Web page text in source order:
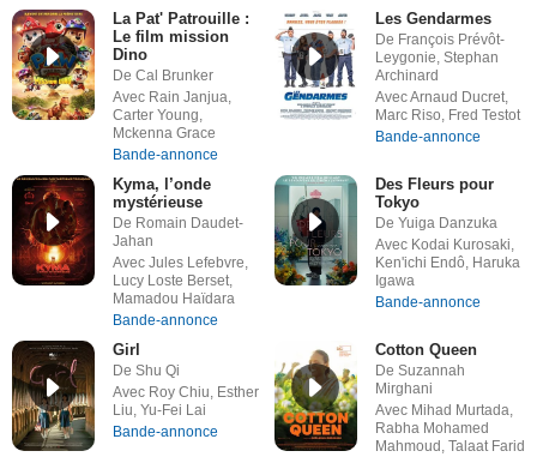
La Pat' Patrouille :
Le film mission
Dino
De Cal Brunker
Avec Rain Janjua,
Carter Young,
Mckenna Grace
Bande-annonce
Les Gendarmes
De François Prévôt-
Leygonie, Stephan
Archinard
Avec Arnaud Ducret,
Marc Riso, Fred Testot
Bande-annonce
Kyma, l’onde
mystérieuse
De Romain Daudet-
Jahan
Avec Jules Lefebvre,
Lucy Loste Berset,
Mamadou Haïdara
Bande-annonce
Des Fleurs pour
Tokyo
De Yuiga Danzuka
Avec Kodai Kurosaki,
Ken'ichi Endô, Haruka
Igawa
Bande-annonce
Girl
De Shu Qi
Avec Roy Chiu, Esther
Liu, Yu-Fei Lai
Bande-annonce
Cotton Queen
De Suzannah
Mirghani
Avec Mihad Murtada,
Rabha Mohamed
Mahmoud, Talaat Farid